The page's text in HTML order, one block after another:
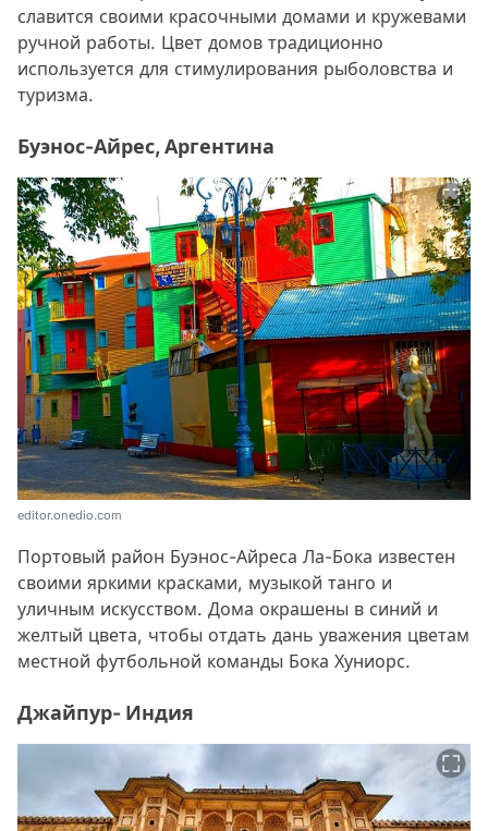
славится своими красочными домами и кружевами
ручной работы. Цвет домов традиционно
используется для стимулирования рыболовства и
туризма.
Буэнос-Айрес, Аргентина
editor.onedio.com
Портовый район Буэнос-Айреса Ла-Бока известен
своими яркими красками, музыкой танго и
уличным искусством. Дома окрашены в синий и
желтый цвета, чтобы отдать дань уважения цветам
местной футбольной команды Бока Хуниорс.
Джайпур- Индия